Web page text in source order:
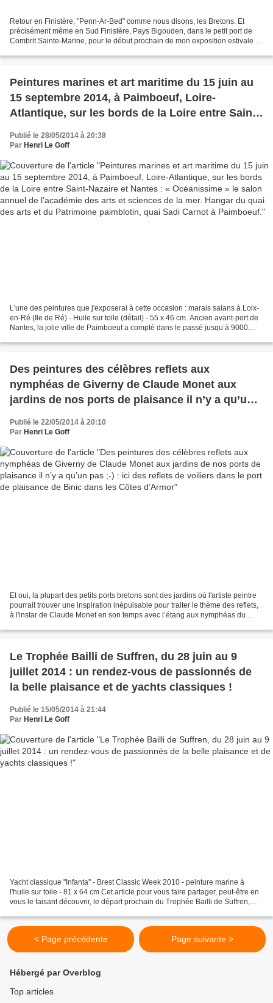
Retour en Finistère, "Penn-Ar-Bed" comme nous disons, les Bretons. Et
précisément même en Sud Finistère, Pays Bigouden, dans le petit port de
Combrit Sainte-Marine, pour le début prochain de mon exposition estivale !
Peintures marines et art maritime du 15 juin au
15 septembre 2014, à Paimboeuf, Loire-
Atlantique, sur les bords de la Loire entre Saint-
annuel de l’académie des arts et sciences de la
paimblotin, quai Sadi Carnot à Paimboeuf.
Publié le 28/05/2014 à 20:38
Par Henri Le Goff
L'une des peintures que j'exposerai à cette occasion : marais salans à Loix-
en-Ré (Ile de Ré) - Huile sur toile (détail) - 55 x 46 cm. Ancien avant-port de
Nantes, la jolie ville de Paimboeuf a compté dans le passé jusqu’à 9000
Des peintures des célèbres reflets aux
nymphéas de Giverny de Claude Monet aux
jardins de nos ports de plaisance il n’y a qu’un
pas ;-) : ici des reflets de voiliers dans le port de
plaisance de Binic dans les Côtes d’Armor
Publié le 22/05/2014 à 20:10
Par Henri Le Goff
Et oui, la plupart des petits ports bretons sont des jardins où l'artiste peintre
pourrait trouver une inspiration inépuisable pour traiter le thème des reflets,
à l'instar de Claude Monet en son temps avec l’étang aux nymphéas du
Le Trophée Bailli de Suffren, du 28 juin au 9
juillet 2014 : un rendez-vous de passionnés de
la belle plaisance et de yachts classiques !
Publié le 15/05/2014 à 21:44
Par Henri Le Goff
Yacht classique "Infanta" - Brest Classic Week 2010 - peinture marine à
l'huile sur toile - 81 x 64 cm Cet article pour vous faire partager, peut-être en
vous le faisant découvrir, le départ prochain du Trophée Bailli de Suffren,
< Page précédente Page suivante >
Hébergé par Overblog
Top articles